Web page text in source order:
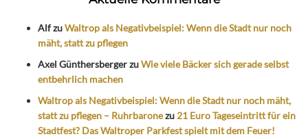
AlfzuWaltrop als Negativbeispiel: Wenn die Stadt nur noch
mäht, statt zu pflegen
Axel GünthersbergerzuWie viele Bäcker sich gerade selbst
entbehrlich machen
Waltrop als Negativbeispiel: Wenn die Stadt nur noch mäht,
statt zu pflegen – Ruhrbaronezu 21 Euro Tageseintritt für ein
Stadtfest? Das Waltroper Parkfest spielt mit dem Feuer!